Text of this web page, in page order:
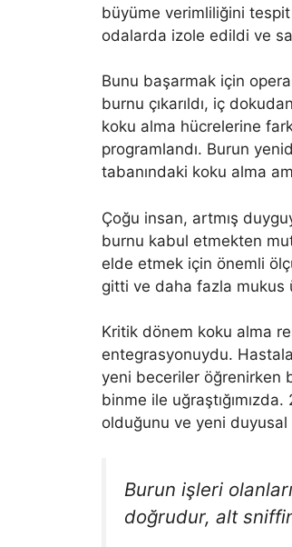
büyüme verimliliğini
odalarda izole edildi ve
Bunu başarmak için
burnu çıkarıldı, iç
koku alma hücrelerine
programlandı. Burun
tabanındaki koku alma
Çoğu insan, artmış
burnu kabul etmekten
elde etmek için önemli
gitti ve daha fazla mukus
Kritik dönem koku alma
entegrasyonuydu.
yeni beceriler öğrenirken
binme ile
olduğunu ve yeni
Burun işleri
doğrudur, alt